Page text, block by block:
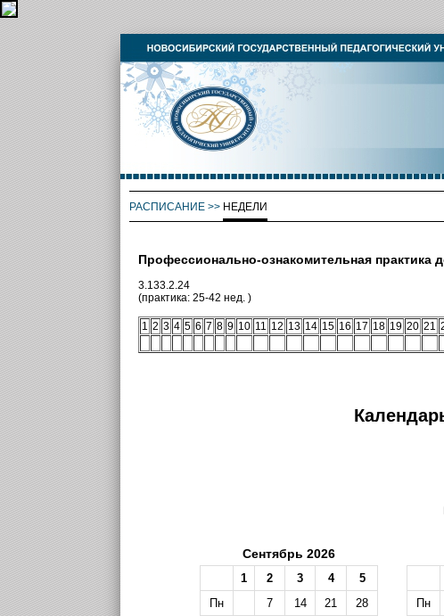
РАСПИСАНИЕ>> НЕДЕЛИ
Профессионально-ознакомительная практика
3.133.2.24
(практика: 25-42 нед. )
1 2 3 4 5 6 7 8 9 10 11 12 13 14 15 16 17 18 19 20 21
Сентябрь 2026
1 2 3 4
5
Пн
7 14 21
28
Пн